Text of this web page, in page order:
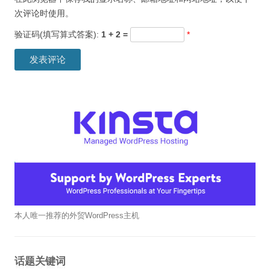
次评论时使用。
验证码(填写算式答案): 1 + 2 = *
本人唯一推荐的外贸WordPress主机
话题关键词